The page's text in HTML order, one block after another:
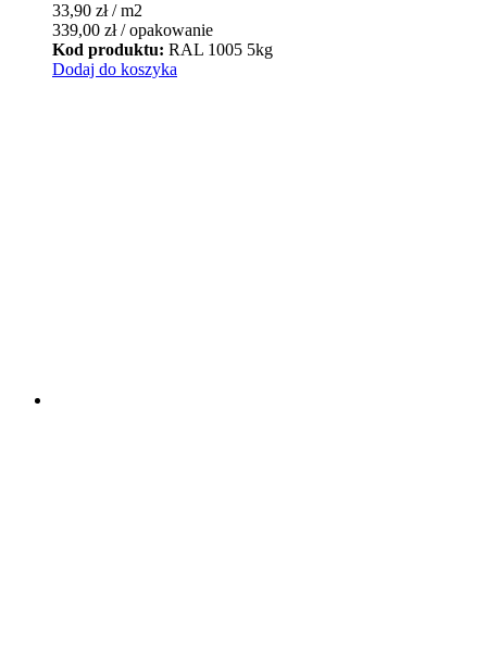
33,90 zł/ m2
339,00 zł/ opakowanie
Kod produktu: RAL 1005 5kg
Dodaj do koszyka